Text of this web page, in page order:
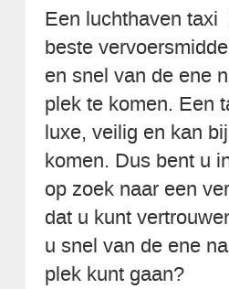
Een luchthaven taxi
beste
en snel van de ene
plek te komen. Een
luxe, veilig en kan
komen. Dus bent u
op zoek naar een
dat u kunt
u snel van de ene
plek kunt gaan?